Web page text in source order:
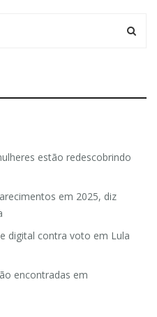
estão redescobrindo
em 2025, diz
digital contra voto em Lula
encontradas em